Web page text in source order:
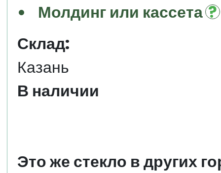
Молдинг или кассета
Склад:
Казань
В наличии
Это же стекло в других